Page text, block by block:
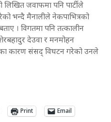
लिखित जवाफमा पनि पार्टीले
भन्दै मैनालीले नेकपाभित्रको
। विगतमा पनि तत्कालीन
शेरबहादुर देउवा र मनमोहन
कारण संसद् विघटन गरेको उनले
Print Email